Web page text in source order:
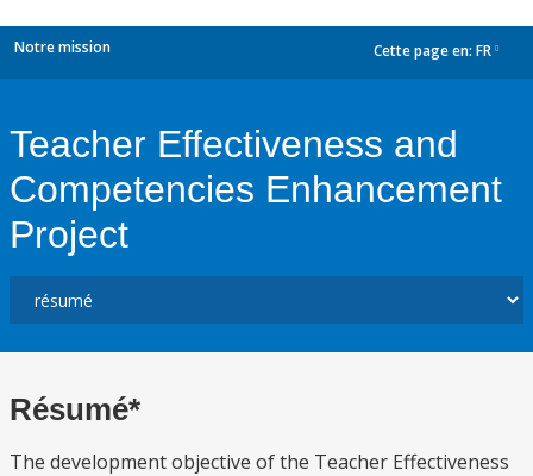
Notre mission Cette page en: FR
Teacher Effectiveness and
Competencies Enhancement
Project
Résumé*
The development objective of the Teacher Effectiveness